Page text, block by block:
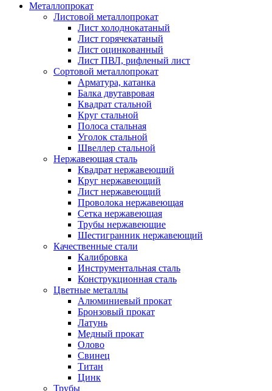
Металлопрокат
Листовой металлопрокат
Лист холоднокатаный
Лист горячекатаный
Лист оцинкованный
Лист ПВЛ, рифленый лист
Сортовой металлопрокат
Арматура, катанка
Балка двутавровая
Квадрат стальной
Круг стальной
Полоса стальная
Уголок стальной
Швеллер стальной
Нержавеющая сталь
Квадрат нержавеющий
Круг нержавеющий
Лист нержавеющий
Проволока нержавеющая
Сетка нержавеющая
Трубы нержавеющие
Шестигранник нержавеющий
Качественные стали
Калибровка
Инструментальная сталь
Конструкционная сталь
Цветные металлы
Алюминиевый прокат
Бронзовый прокат
Латунь
Медный прокат
Олово
Свинец
Титан
Цинк
Трубы